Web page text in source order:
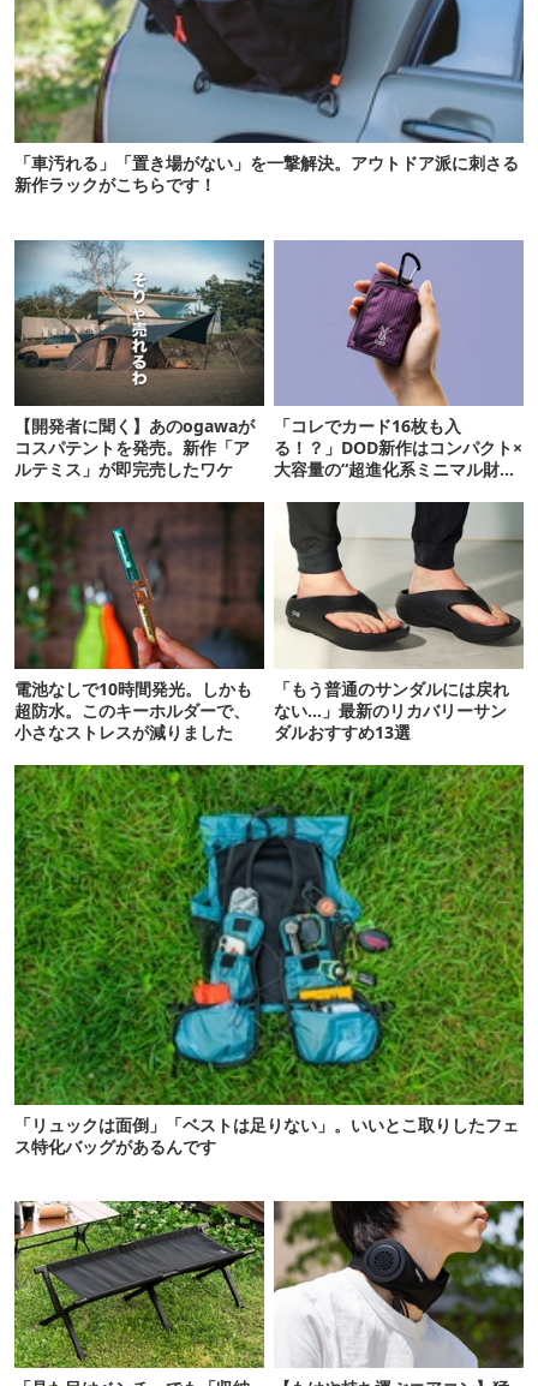
「車汚れる」「置き場がない」を一撃解決。アウトドア派に刺さる
新作ラックがこちらです！
【開発者に聞く】あのogawaが
コスパテントを発売。新作「ア
ルテミス」が即完売したワケ
「コレでカード16枚も入
る！？」DOD新作はコンパクト×
大容量の“超進化系ミニマル財
電池なしで10時間発光。しかも
超防水。このキーホルダーで、
小さなストレスが減りました
「もう普通のサンダルには戻れ
ない…」最新のリカバリーサン
ダルおすすめ13選
「リュックは面倒」「ベストは足りない」。いいとこ取りしたフェ
ス特化バッグがあるんです